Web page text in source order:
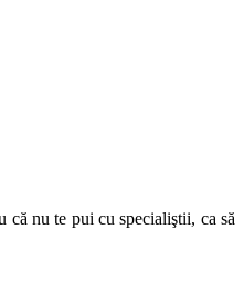
că nu te pui cu specialiştii, ca să